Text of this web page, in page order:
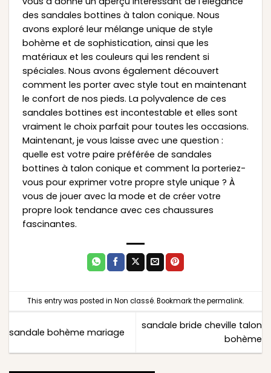
des sandales bottines à talon conique. Nous
avons exploré leur mélange unique de style
bohème et de sophistication, ainsi que les
matériaux et les couleurs qui les rendent si
spéciales. Nous avons également découvert
comment les porter avec style tout en maintenant
le confort de nos pieds. La polyvalence de ces
sandales bottines est incontestable et elles sont
vraiment le choix parfait pour toutes les occasions.
Maintenant, je vous laisse avec une question :
quelle est votre paire préférée de sandales
bottines à talon conique et comment la porteriez-
vous pour exprimer votre propre style unique ? À
vous de jouer avec la mode et de créer votre
propre look tendance avec ces chaussures
fascinantes.
This entry was posted in Non classé. Bookmark thepermalink.
sandale bohème mariage
sandale bride cheville talon
bohème